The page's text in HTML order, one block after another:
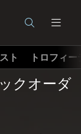
ト トロフィ
クオーダ